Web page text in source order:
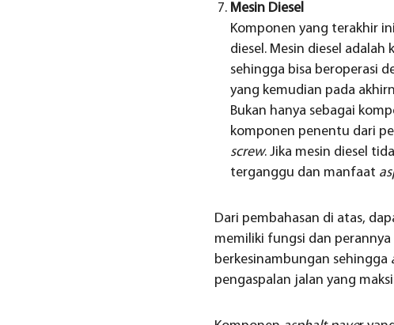
Mesin Diesel
Komponen yang terakhir
diesel. Mesin diesel
sehingga bisa beroperasi
yang kemudian pada
Bukan hanya sebagai
komponen penentu dari
screw. Jika mesin diesel
terganggu dan manfaat
Dari pembahasan di atas,
memiliki fungsi dan
berkesinambungan sehingga
pengaspalan jalan yang